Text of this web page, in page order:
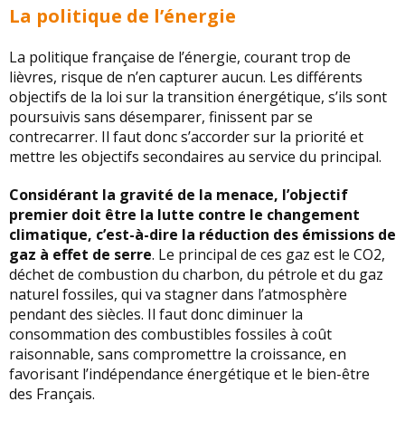
La politique de l’énergie
La politique française de l’énergie, courant trop de
lièvres, risque de n’en capturer aucun. Les différents
objectifs de la loi sur la transition énergétique, s’ils sont
poursuivis sans désemparer, finissent par se
contrecarrer. Il faut donc s’accorder sur la priorité et
mettre les objectifs secondaires au service du principal.
Considérant la gravité de la menace, l’objectif
premier doit être la lutte contre le changement
climatique, c’est-à-dire la réduction des émissions de
gaz à effet de serre. Le principal de ces gaz est le CO2,
déchet de combustion du charbon, du pétrole et du gaz
naturel fossiles, qui va stagner dans l’atmosphère
pendant des siècles. Il faut donc diminuer la
consommation des combustibles fossiles à coût
raisonnable, sans compromettre la croissance, en
favorisant l’indépendance énergétique et le bien-être
des Français.